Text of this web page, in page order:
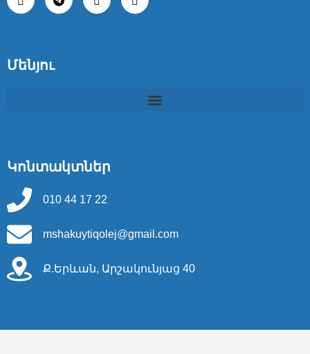
Մենյու
Կոնտակտներ
010 44 17 22
mshakuytiqolej@gmail.com
Ք.Երևան, Արշակունյաց 40